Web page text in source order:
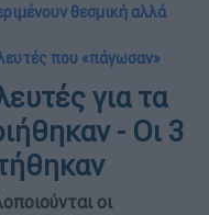
θεσμική αλλά
που «πάγωσαν»
για τα
- Οι 3
οι